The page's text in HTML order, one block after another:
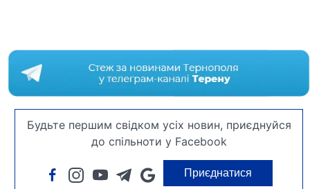
Будьте першим свідком усіх новин, приєднуйся
до спільноти у Facebook
Приєднатися